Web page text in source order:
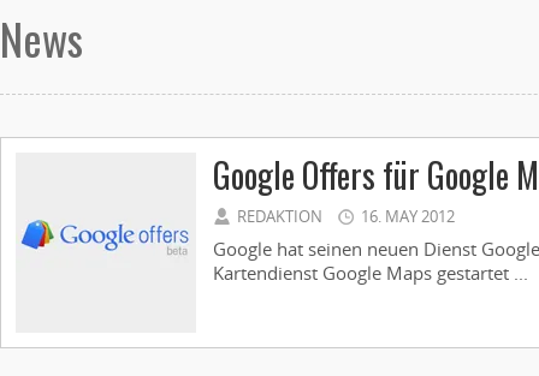
News
Google Offers für Google
REDAKTION 16. MAY 2012
Google hat seinen neuen Dienst
Kartendienst Google Maps gestartet ...